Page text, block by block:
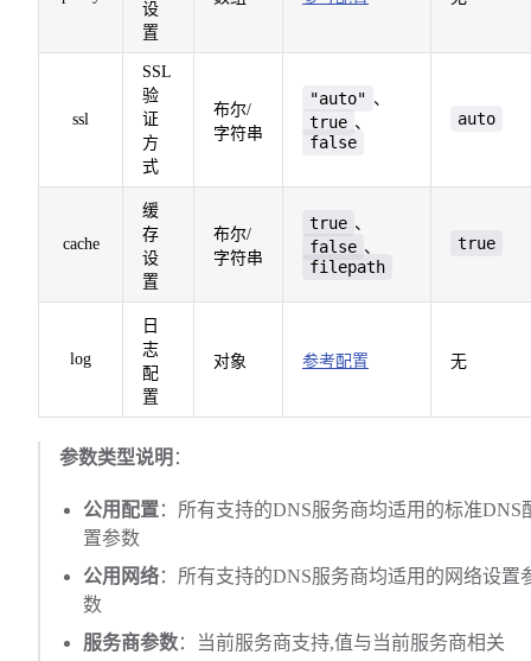
设
置
ssl
SSL
验
证
方
式
布尔/
字符串
"auto" 、
true 、
false
auto
cache
缓
存
设
置
布尔/
字符串
true 、
false 、
filepath
true
log
日
志
配
置
对象 参考配置 无
参数类型说明 ：
公用配置：所有支持的DNS服务商均适用的标准DNS
置参数
公用网络：所有支持的DNS服务商均适用的网络设置
数
服务商参数：当前服务商支持,值与当前服务商相关